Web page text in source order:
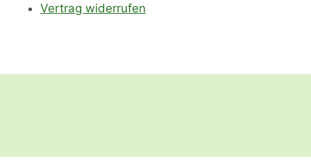
Vertrag widerrufen